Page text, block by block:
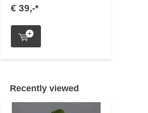
€ 39,-*
Recently viewed